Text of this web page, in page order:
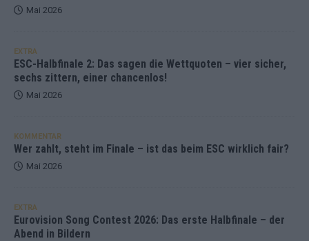
Mai 2026
EXTRA
ESC-Halbfinale 2: Das sagen die Wettquoten – vier sicher,
sechs zittern, einer chancenlos!
Mai 2026
KOMMENTAR
Wer zahlt, steht im Finale – ist das beim ESC wirklich fair?
Mai 2026
EXTRA
Eurovision Song Contest 2026: Das erste Halbfinale – der
Abend in Bildern